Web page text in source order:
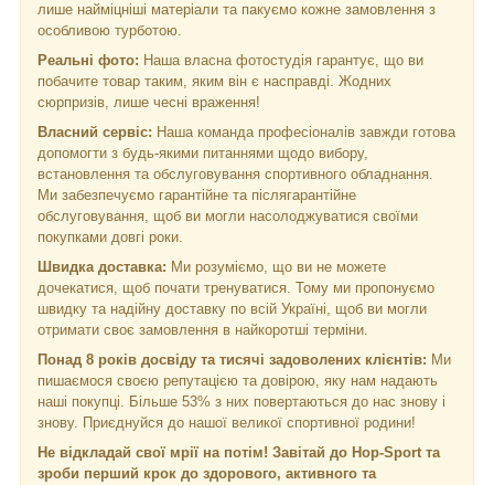
лише найміцніші матеріали та пакуємо кожне замовлення з
особливою турботою.
Реальні фото: Наша власна фотостудія гарантує, що ви
побачите товар таким, яким він є насправді. Жодних
сюрпризів, лише чесні враження!
Власний сервіс: Наша команда професіоналів завжди готова
допомогти з будь-якими питаннями щодо вибору,
встановлення та обслуговування спортивного обладнання.
Ми забезпечуємо гарантійне та післягарантійне
обслуговування, щоб ви могли насолоджуватися своїми
покупками довгі роки.
Швидка доставка: Ми розуміємо, що ви не можете
дочекатися, щоб почати тренуватися. Тому ми пропонуємо
швидку та надійну доставку по всій Україні, щоб ви могли
отримати своє замовлення в найкоротші терміни.
Понад 8 років досвіду та тисячі задоволених клієнтів: Ми
пишаємося своєю репутацією та довірою, яку нам надають
наші покупці. Більше 53% з них повертаються до нас знову і
знову. Приєднуйся до нашої великої спортивної родини!
Не відкладай свої мрії на потім! Завітай до Hop-Sport та
зроби перший крок до здорового, активного та